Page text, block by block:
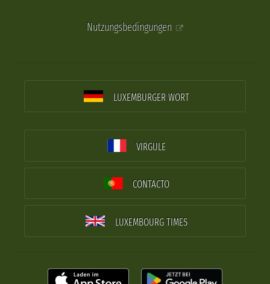
Nutzungsbedingungen
LUXEMBURGER WORT
VIRGULE
CONTACTO
LUXEMBOURG TIMES